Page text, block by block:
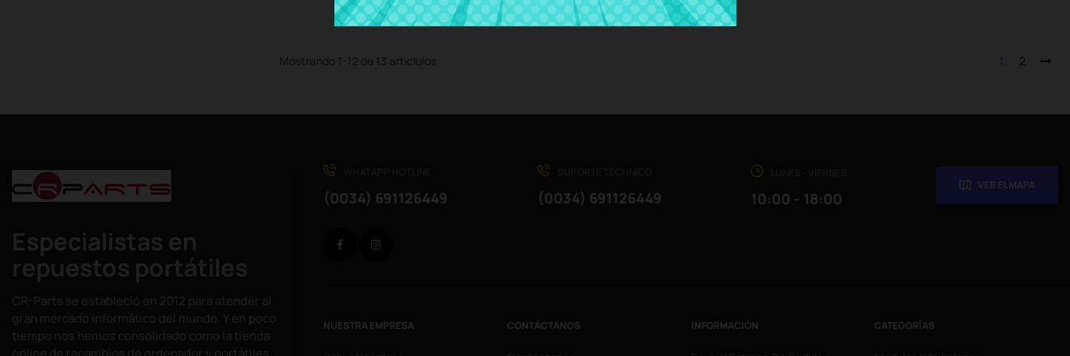
Mostrando 1-12 de 13 articlulos 1 2
Especialistas en
repuestos portátiles
CR-Parts se estableció en 2012 para atender al
gran mercado informático del mundo. Y en poco
tiempo nos hemos consolidado como la tienda
(0034) 691126449 (0034) 691126449 10:00 - 18:00
VER EL MAPA
Facebook
NUESTRA EMPRESA CONTÁCTANOS INFORMACIÓN CATEGORÍAS